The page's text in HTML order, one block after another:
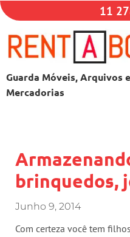
11
Guarda Móveis, Arquivos e
Mercadorias
brinquedos,
Junho 9, 2014
Com certeza você tem